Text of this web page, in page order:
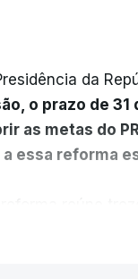
da
o prazo de 31
as metas do
essa reforma